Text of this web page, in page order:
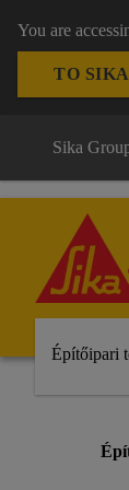
You are
TO
Sika
Építőipari